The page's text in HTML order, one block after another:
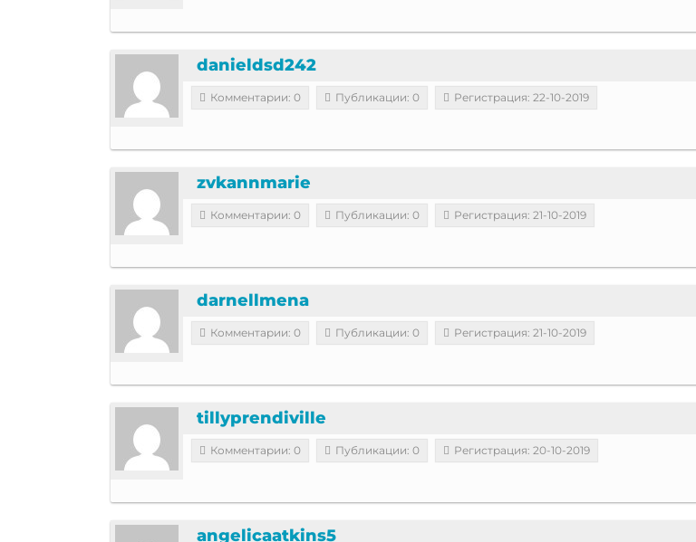
danieldsd242
Комментарии: 0 Публикации: 0 Регистрация: 22-10-2019
zvkannmarie
Комментарии: 0 Публикации: 0 Регистрация: 21-10-2019
darnellmena
Комментарии: 0 Публикации: 0 Регистрация: 21-10-2019
tillyprendiville
Комментарии: 0 Публикации: 0 Регистрация: 20-10-2019
angelicaatkins5